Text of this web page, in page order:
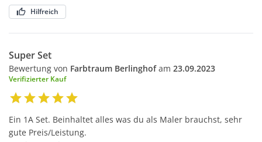
Hilfreich
Super Set
Bewertung von Farbtraum Berlinghofam 23.09.2023
Verifizierter Kauf
Ein 1A Set. Beinhaltet alles was du als Maler brauchst, sehr
gute Preis/Leistung.